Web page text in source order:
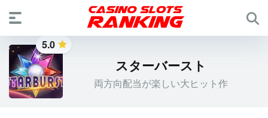
5.0
スターバースト
両方向配当が楽しい大ヒット作